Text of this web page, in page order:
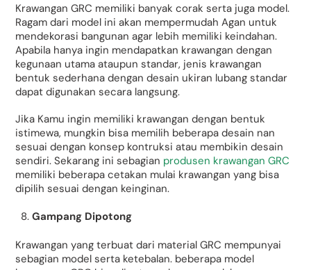
Krawangan GRC memiliki banyak corak serta juga model.
Ragam dari model ini akan mempermudah Agan untuk
mendekorasi bangunan agar lebih memiliki keindahan.
Apabila hanya ingin mendapatkan krawangan dengan
kegunaan utama ataupun standar, jenis krawangan
bentuk sederhana dengan desain ukiran lubang standar
dapat digunakan secara langsung.
Jika Kamu ingin memiliki krawangan dengan bentuk
istimewa, mungkin bisa memilih beberapa desain nan
sesuai dengan konsep kontruksi atau membikin desain
sendiri. Sekarang ini sebagian produsen krawangan GRC
memiliki beberapa cetakan mulai krawangan yang bisa
dipilih sesuai dengan keinginan.
Gampang Dipotong
Krawangan yang terbuat dari material GRC mempunyai
sebagian model serta ketebalan. beberapa model